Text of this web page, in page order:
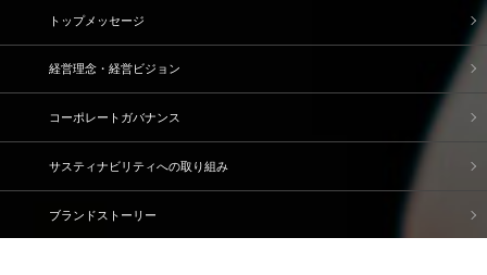
トップメッセージ
経営理念・経営ビジョン
コーポレートガバナンス
サスティナビリティへの取り組み
ブランドストーリー